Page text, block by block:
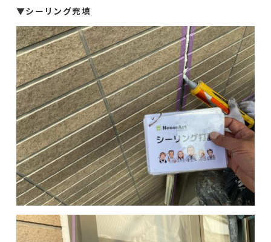
▼シーリング充填